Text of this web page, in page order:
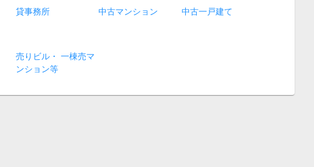
貸事務所 中古マンション 中古一戸建て
売りビル・ 一棟売マ
ンション等